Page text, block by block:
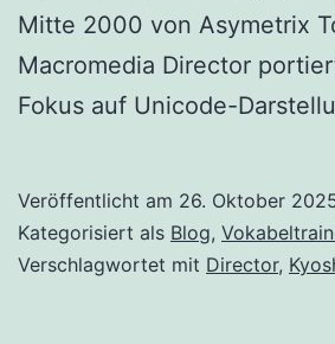
Mitte 2000 von Asymetrix
Macromedia Director
Fokus auf Unicode-
Veröffentlicht am 26. Oktober
Kategorisiert als Blog,
Verschlagwortet mit Director,